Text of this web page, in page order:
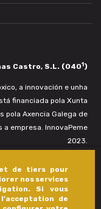
et de tiers pour
nos services
Si vous
de
Castro, S.L. (0401)
a innovación e unha
financiada pola Xunta
pola Axencia Galega de
empresa. InnovaPeme
2023.